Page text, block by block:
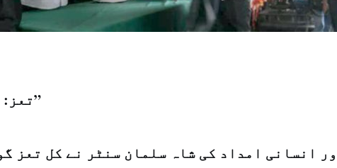
تعز: "الشرق الاوسط”
انسانی امداد کی شاہ سلمان سنٹر نے کل تعز